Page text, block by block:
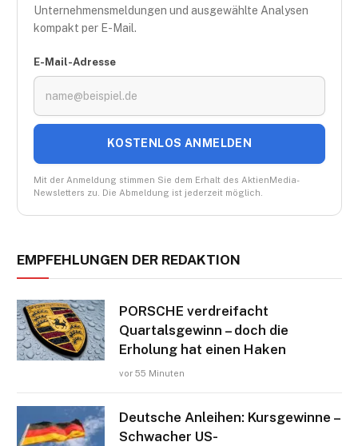
Unternehmensmeldungen und ausgewählte Analysen
kompakt per E-Mail.
E-Mail-Adresse
KOSTENLOS ANMELDEN
Mit der Anmeldung stimmen Sie dem Erhalt des AktienMedia-
Newsletters zu. Die Abmeldung ist jederzeit möglich.
EMPFEHLUNGEN DER REDAKTION
PORSCHE verdreifacht
Quartalsgewinn – doch die
Erholung hat einen Haken
vor 55 Minuten
Deutsche Anleihen: Kursgewinne –
Schwacher US-